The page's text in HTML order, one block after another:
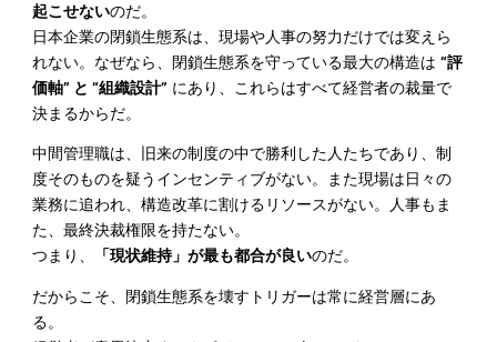
起こせないのだ。
日本企業の閉鎖生態系は、現場や人事の努力だけでは変えら
れない。なぜなら、閉鎖生態系を守っている最大の構造は“評
価軸” と “組織設計” にあり、これらはすべて経営者の裁量で
決まるからだ。
中間管理職は、旧来の制度の中で勝利した人たちであり、制
度そのものを疑うインセンティブがない。また現場は日々の
業務に追われ、構造改革に割けるリソースがない。人事もま
た、最終決裁権限を持たない。
つまり、
「現状維持」が最も都合が良いのだ。
だからこそ、閉鎖生態系を壊すトリガーは常に経営層にあ
る。